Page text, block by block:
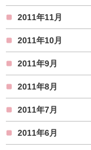
2011年11月
2011年10月
2011年9月
2011年8月
2011年7月
2011年6月